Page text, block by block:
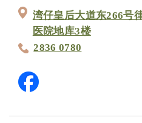
湾仔皇后大道东266号
医院地库3楼
2836 0780